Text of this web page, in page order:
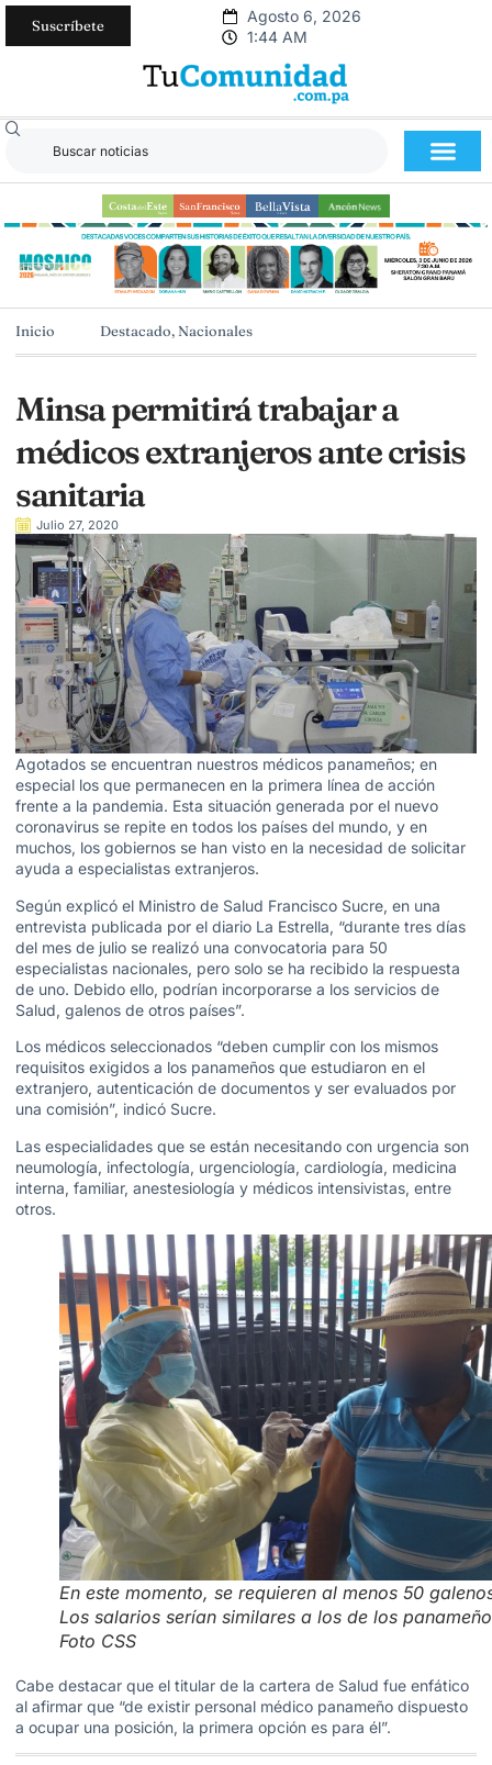
Suscríbete
Agosto 6, 2026
1:44 AM
Inicio Destacado,Nacionales
Minsa permitirá trabajar a
médicos extranjeros ante crisis
sanitaria
Julio 27, 2020
Agotados se encuentran nuestros médicos panameños; en
especial los que permanecen en la primera línea de acción
frente a la pandemia. Esta situación generada por el nuevo
coronavirus se repite en todos los países del mundo, y en
muchos, los gobiernos se han visto en la necesidad de solicitar
ayuda a especialistas extranjeros.
Según explicó el Ministro de Salud Francisco Sucre, en una
entrevista publicada por el diario La Estrella, “durante tres días
del mes de julio se realizó una convocatoria para 50
especialistas nacionales, pero solo se ha recibido la respuesta
de uno. Debido ello, podrían incorporarse a los servicios de
Salud, galenos de otros países”.
Los médicos seleccionados “deben cumplir con los mismos
requisitos exigidos a los panameños que estudiaron en el
extranjero, autenticación de documentos y ser evaluados por
una comisión”, indicó Sucre.
Las especialidades que se están necesitando con urgencia son
neumología, infectología, urgenciología, cardiología, medicina
interna, familiar, anestesiología y médicos intensivistas, entre
otros.
En este momento, se requieren al menos 50
Los salarios serían similares a los de los
Foto CSS
Cabe destacar que el titular de la cartera de Salud fue enfático
al afirmar que “de existir personal médico panameño dispuesto
a ocupar una posición, la primera opción es para él”.